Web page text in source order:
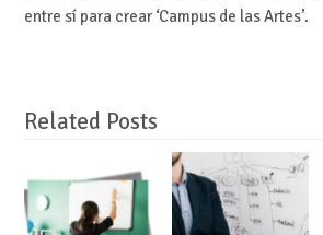
entre sí para crear ‘Campus de las Artes’.
Related Posts